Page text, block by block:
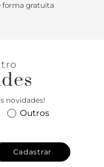
forma gratuita
novidades!
Outros
Cadastrar